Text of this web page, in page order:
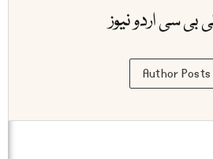
بی سی اردو نیوز
Author Posts